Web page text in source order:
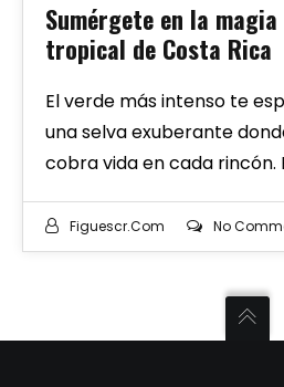
Sumérgete en la
tropical de Costa Rica
El verde más intenso te
una selva exuberante
cobra vida en cada rincón.
Figuescr.com No